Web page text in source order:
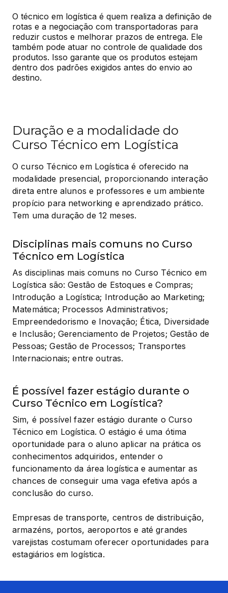
O técnico em logística é quem realiza a definição de
rotas e a negociação com transportadoras para
reduzir custos e melhorar prazos de entrega. Ele
também pode atuar no controle de qualidade dos
produtos. Isso garante que os produtos estejam
dentro dos padrões exigidos antes do envio ao
destino.
Duração e a modalidade do
Curso Técnico em Logística
O curso Técnico em Logística é oferecido na
modalidade presencial, proporcionando interação
direta entre alunos e professores e um ambiente
propício para networking e aprendizado prático.
Tem uma duração de 12 meses.
Disciplinas mais comuns no Curso
Técnico em Logística
As disciplinas mais comuns no Curso Técnico em
Logística são: Gestão de Estoques e Compras;
Introdução a Logística; Introdução ao Marketing;
Matemática; Processos Administrativos;
Empreendedorismo e Inovação; Ética, Diversidade
e Inclusão; Gerenciamento de Projetos; Gestão de
Pessoas; Gestão de Processos; Transportes
Internacionais; entre outras.
É possível fazer estágio durante o
Curso Técnico em Logística?
Sim, é possível fazer estágio durante o Curso
Técnico em Logística. O estágio é uma ótima
oportunidade para o aluno aplicar na prática os
conhecimentos adquiridos, entender o
funcionamento da área logística e aumentar as
chances de conseguir uma vaga efetiva após a
conclusão do curso.
Empresas de transporte, centros de distribuição,
armazéns, portos, aeroportos e até grandes
varejistas costumam oferecer oportunidades para
estagiários em logística.